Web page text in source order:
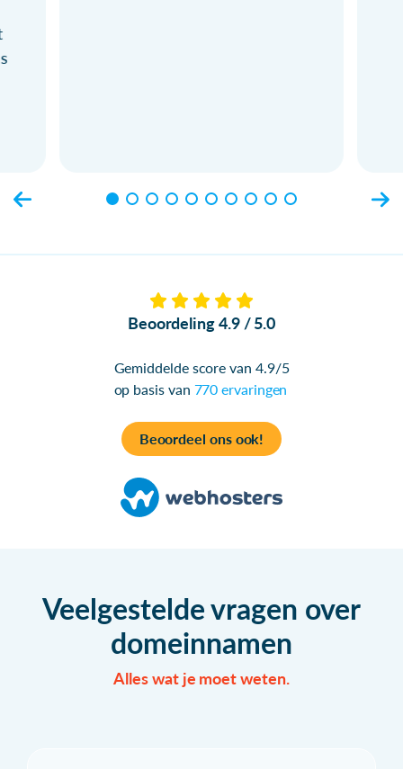
Beoordeling 4.9 / 5.0
Gemiddelde score van 4.9/5
op basis van 770 ervaringen
Beoordeel ons ook!
Veelgestelde vragen over
domeinnamen
Alles wat je moet weten.